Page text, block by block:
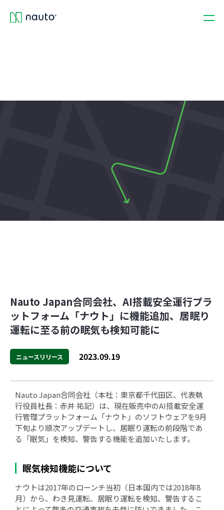
Nauto Japan合同会社、AI搭載安全運行プラ
ットフォーム「ナウト」に機能追加、居眠り
運転に至る前の眠気も検知可能に
ニュースリリース 2023.09.19
Nauto Japan合同会社（本社：東京都千代田区、代表執
行役員社長：赤井 祐記）は、現在販売中のAI搭載安全運
行管理プラットフォーム「ナウト」のソフトウェアを9月
下旬より順次アップデートし、居眠り運転の前段階であ
る「眠気」を検知、警告する機能を追加いたします。
眠気検知機能について
ナウトは2017年のローンチ当初（日本国内では2018年8
月）から、わき見運転、居眠り運転を検知、警告するこ